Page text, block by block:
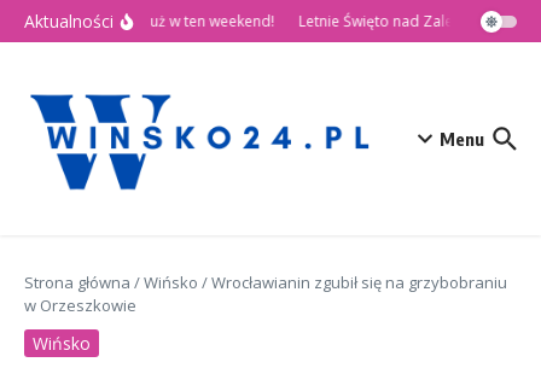
Przejdź do treści
Aktualności
🎉 Dni Wińska 2026 już w ten weekend! Letnie Święto nad Zalewem Słup
Menu
Strona główna /Wińsko /Wrocławianin zgubił się na grzybobraniu
w Orzeszkowie
Wińsko